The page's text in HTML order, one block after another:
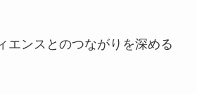
エンスとのつながりを深める